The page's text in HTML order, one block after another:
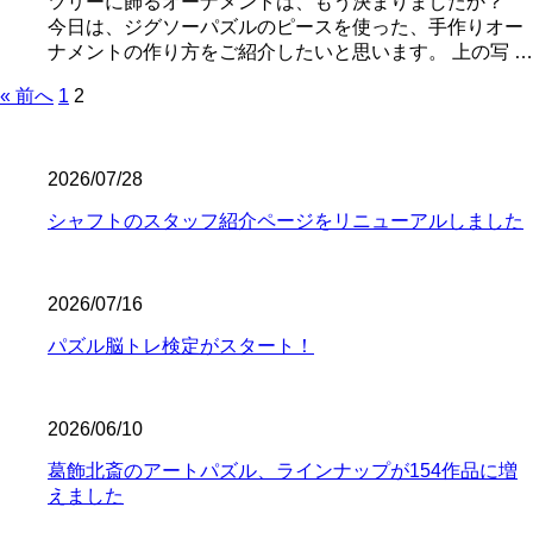
今日は、ジグソーパズルのピースを使った、手作りオー
ナメントの作り方をご紹介したいと思います。 上の写 …
« 前へ 1 2
2026/07/28
シャフトのスタッフ紹介ページをリニューアルしました
2026/07/16
パズル脳トレ検定がスタート！
2026/06/10
葛飾北斎のアートパズル、ラインナップが154作品に増
えました